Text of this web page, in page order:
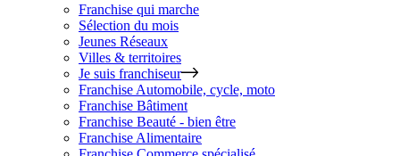
Franchise qui marche
Sélection du mois
Jeunes Réseaux
Villes & territoires
Je suis franchiseur
Franchise Automobile, cycle, moto
Franchise Bâtiment
Franchise Beauté - bien être
Franchise Alimentaire